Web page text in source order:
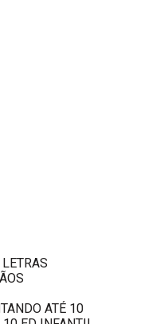
ATÉ 10